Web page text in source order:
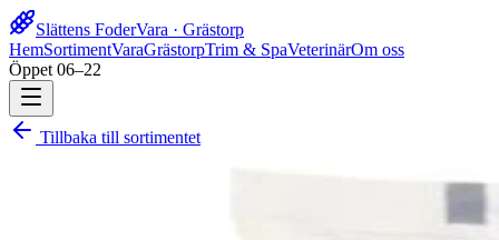
Slättens FoderVara · Grästorp
HemSortimentVaraGrästorpTrim & SpaVeterinärOm oss
Öppet 06–22
Tillbaka till sortimentet